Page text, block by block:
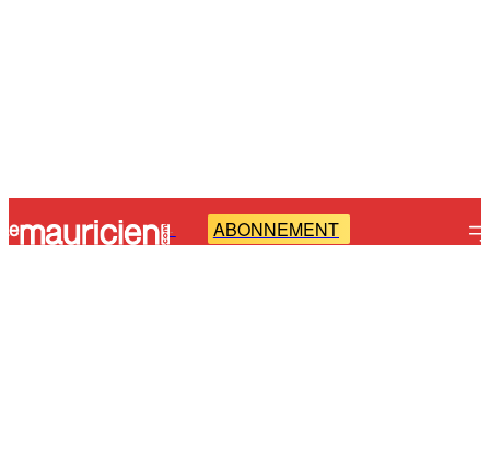
- ABONNEMENT